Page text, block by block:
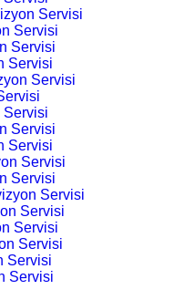
Servisi
Servisi
Servisi
Servisi
Servisi
Servisi
Servisi
Servisi
Servisi
Servisi
Servisi
Servisi
Servisi
Servisi
Servisi
Servisi